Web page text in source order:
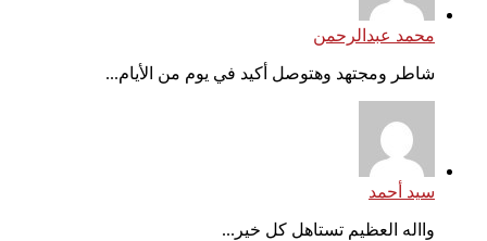
محمد عبدالرحمن
شاطر ومجتهد وهتوصل أكيد في يوم من الأيام...
سيد أحمد
وااله العظيم تستاهل كل خير...